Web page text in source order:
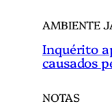
AMBIENTE
Inquérito
causados
NOTAS